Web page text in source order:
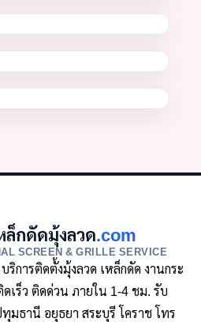
ล็กดัดมุ้งลวด.com
SCREEN & GRILLE SERVICE
บริการติดตั้งมุ้งลวด เหล็กดัด งานกระ
เร็ว ติดด่วน ภายใน 1-4 ชม. รับ
ธานี อยุธยา สระบุรี โคราช โทร